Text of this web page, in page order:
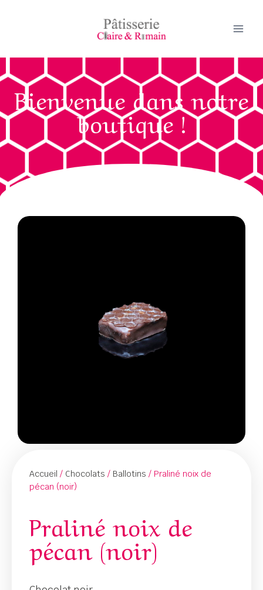
Bienvenue dans notre
boutique !
Accueil / Chocolats / Ballotins / Praliné noix de
pécan (noir)
Praliné noix de
pécan (noir)